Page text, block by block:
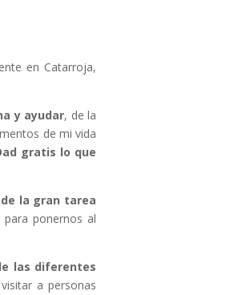
en Catarroja,
y ayudar, de la
de mi vida
gratis lo que
la gran tarea
ponernos al
las diferentes
a personas